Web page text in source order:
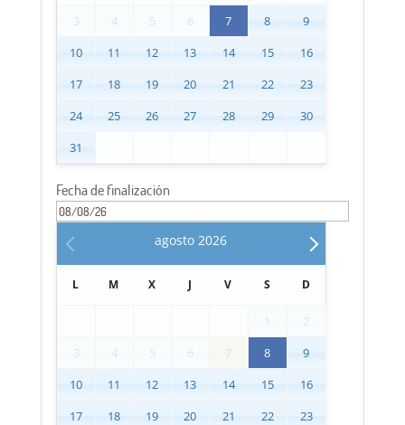
3 4 5 6 7 8
9
10
11 12 13 14 15
16
17
18 19 20 21 22
23
24
25 26 27 28 29
30
31
Fecha de finalización
agosto 2026
L M X J V S D
1
2
3
4 5 6 7 8
9
10
11 12 13 14 15
16
17
18 19 20 21 22
23